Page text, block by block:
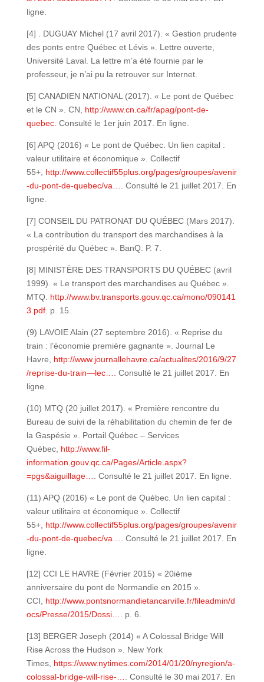
ligne.
[4] . DUGUAY Michel (17 avril 2017). « Gestion prudente
des ponts entre Québec et Lévis ». Lettre ouverte,
Université Laval. La lettre m’a été fournie par le
professeur, je n’ai pu la retrouver sur Internet.
[5] CANADIEN NATIONAL (2017). « Le pont de Québec
et le CN ». CN, http://www.cn.ca/fr/apag/pont-de-
quebec. Consulté le 1er juin 2017. En ligne.
[6] APQ (2016) « Le pont de Québec. Un lien capital :
valeur utilitaire et économique ». Collectif
55+, http://www.collectif55plus.org/pages/groupes/avenir
-du-pont-de-quebec/va…
. Consulté le 21 juillet 2017. En
ligne.
[7] CONSEIL DU PATRONAT DU QUÉBEC (Mars 2017).
« La contribution du transport des marchandises à la
prospérité du Québec ». BanQ. P. 7.
[8] MINISTÈRE DES TRANSPORTS DU QUÉBEC (avril
1999). « Le transport des marchandises au Québec ».
MTQ. http://www.bv.transports.gouv.qc.ca/mono/090141
3.pdf. p. 15.
(9) LAVOIE Alain (27 septembre 2016). « Reprise du
train : l’économie première gagnante ». Journal Le
Havre, http://www.journallehavre.ca/actualites/2016/9/27
/reprise-du-train—lec…
. Consulté le 21 juillet 2017. En
ligne.
(10) MTQ (20 juillet 2017). « Première rencontre du
Bureau de suivi de la réhabilitation du chemin de fer de
la Gaspésie ». Portail Québec – Services
Québec, http://www.fil-
information.gouv.qc.ca/Pages/Article.aspx?
=pgs&aiguillage…
. Consulté le 21 juillet 2017. En ligne.
(11) APQ (2016) « Le pont de Québec. Un lien capital :
valeur utilitaire et économique ». Collectif
55+, http://www.collectif55plus.org/pages/groupes/avenir
-du-pont-de-quebec/va…
. Consulté le 21 juillet 2017. En
ligne.
[12] CCI LE HAVRE (Février 2015) « 20ième
anniversaire du pont de Normandie en 2015 ».
CCI, http://www.pontsnormandietancarville.fr/fileadmin/d
ocs/Presse/2015/Dossi…
. p. 6.
[13] BERGER Joseph (2014) « A Colossal Bridge Will
Rise Across the Hudson ». New York
Times, https://www.nytimes.com/2014/01/20/nyregion/a-
colossal-bridge-will-rise-…
. Consulté le 30 mai 2017. En